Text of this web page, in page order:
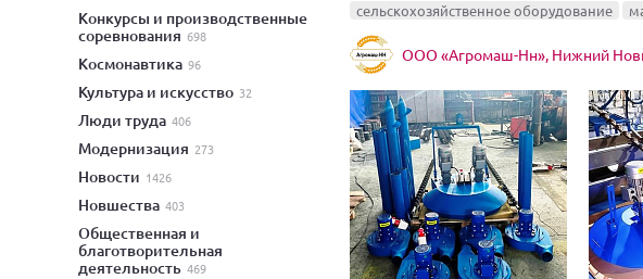
конкурсы и производственные
соревнования 698
космонавтика 96
культура и искусство 32
люди труда 406
модернизация 273
новости 1426
новшества 403
общественная и
благотворительная
деятельность 469
сельскохозяйственное оборудование
ООО «Агромаш-Нн», Нижний